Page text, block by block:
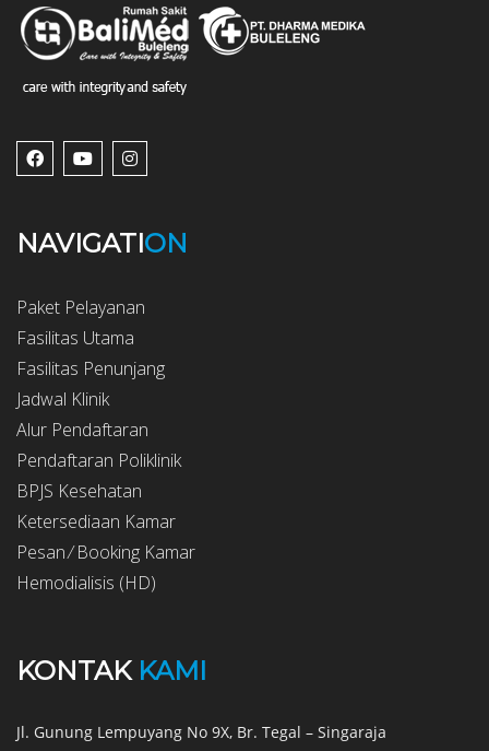
NAVIGATION
Paket Pelayanan
Fasilitas Utama
Fasilitas Penunjang
Jadwal Klinik
Alur Pendaftaran
Pendaftaran Poliklinik
BPJS Kesehatan
Ketersediaan Kamar
Pesan ⁄ Booking Kamar
Hemodialisis (HD)
KONTAK KAMI
Jl. Gunung Lempuyang No 9X, Br. Tegal – Singaraja